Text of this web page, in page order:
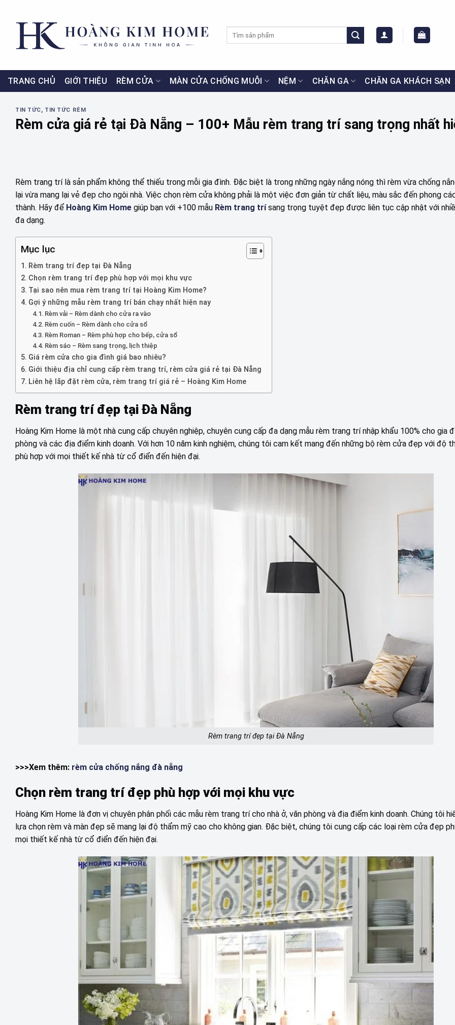
TRANG CHỦ GIỚI THIỆU RÈM CỬA MÀN CỬA CHỐNG MUỖI NỆM CHĂN GA CHĂN GA KHÁCH SẠN
TIN TỨC, TIN TỨC RÈM
Rèm cửa giá rẻ tại Đà Nẵng – 100+ Mẫu rèm trang trí sang trọng nhất
Rèm trang trí là sản phẩm không thể thiếu trong mỗi gia đình. Đặc biệt là trong những ngày nắng nóng thì rèm vừa chống
lại vừa mang lại vẻ đẹp cho ngôi nhà. Việc chọn rèm cửa không phải là một việc đơn giản từ chất liệu, màu sắc đến phong
thành. Hãy để Hoàng Kim Home giúp bạn với +100 mẫu Rèm trang trísang trọng tuyệt đẹp được liên tục cập nhật với
đa dạng.
Mục lục
Rèm trang trí đẹp tại Đà Nẵng
Chọn rèm trang trí đẹp phù hợp với mọi khu vực
Tại sao nên mua rèm trang trí tại Hoàng Kim Home?
Gợi ý những mẫu rèm trang trí bán chạy nhất hiện nay
Rèm vải – Rèm dành cho cửa ra vào
Rèm cuốn – Rèm dành cho cửa sổ
Rèm Roman – Rèm phù hợp cho bếp, cửa sổ
Rèm sáo – Rèm sang trọng, lịch thiệp
Giá rèm cửa cho gia đình giá bao nhiêu?
Giới thiệu địa chỉ cung cấp rèm trang trí, rèm cửa giá rẻ tại Đà Nẵng
Liên hệ lắp đặt rèm cửa, rèm trang trí giá rẻ – Hoàng Kim Home
Rèm trang trí đẹp tại Đà Nẵng
Hoàng Kim Home là một nhà cung cấp chuyên nghiệp, chuyên cung cấp đa dạng mẫu rèm trang trí nhập khẩu 100% cho gia
phòng và các địa điểm kinh doanh. Với hơn 10 năm kinh nghiệm, chúng tôi cam kết mang đến những bộ rèm cửa đẹp với độ
phù hợp với mọi thiết kế nhà từ cổ điển đến hiện đại.
Rèm trang trí đẹp tại Đà Nẵng
>>>Xem thêm: rèm cửa chống nắng đà nẵng
Chọn rèm trang trí đẹp phù hợp với mọi khu vực
Hoàng Kim Home là đơn vị chuyên phân phối các mẫu rèm trang trí cho nhà ở, văn phòng và địa điểm kinh doanh. Chúng tôi
lựa chọn rèm và màn đẹp sẽ mang lại độ thẩm mỹ cao cho không gian. Đặc biệt, chúng tôi cung cấp các loại rèm cửa đẹp
mọi thiết kế nhà từ cổ điển đến hiện đại.